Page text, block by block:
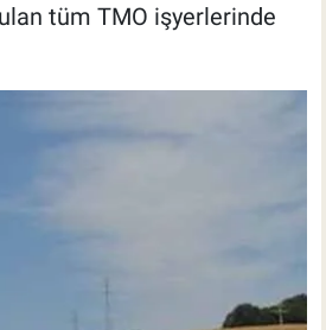
tüm TMO işyerlerinde